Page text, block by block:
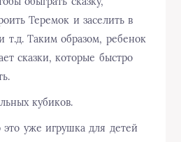
Теремок и заселить в
т.д. Таким образом, ребенок
сказки, которые быстро
кубиков.
это уже игрушка для детей